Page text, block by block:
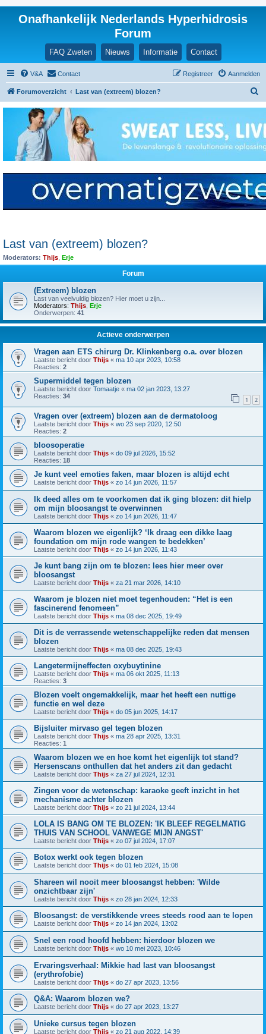
Onafhankelijk Nederlands Hyperhidrosis
Forum
FAQ Zweten Nieuws Informatie Contact
V&A Contact Aanmelden
Registreer
Forumoverzicht Last van (extreem) blozen?
k
Last van (extreem) blozen?
Moderators: Thijs Erje
Forum
(Extreem) blozen
Last van veelvuldig blozen? Hier moet u zijn...
Moderators: Thijs Erje
Onderwerpen: 41
Actieve onderwerpen
Vragen aan ETS chirurg Dr. Klinkenberg o.a. over blozen
Laatste bericht door Thijs « ma 10 apr 2023, 10:58
Reacties: 2
Supermiddel tegen blozen
Laatste bericht door Tomaatje « ma 02 jan 2023, 13:27
Reacties: 34 1 2
Vragen over (extreem) blozen aan de dermatoloog
Laatste bericht door Thijs « wo 23 sep 2020, 12:50
Reacties: 2
bloosoperatie
Laatste bericht door Thijs « do 09 jul 2026, 15:52
Reacties: 18
Je kunt veel emoties faken, maar blozen is altijd echt
Laatste bericht door Thijs « zo 14 jun 2026, 11:57
Ik deed alles om te voorkomen dat ik ging blozen: dit hielp
om mijn bloosangst te overwinnen
Laatste bericht door Thijs « zo 14 jun 2026, 11:47
Waarom blozen we eigenlijk? ‘Ik draag een dikke laag
foundation om mijn rode wangen te bedekken’
Laatste bericht door Thijs « zo 14 jun 2026, 11:43
Je kunt bang zijn om te blozen: lees hier meer over
bloosangst
Laatste bericht door Thijs « za 21 mar 2026, 14:10
Waarom je blozen niet moet tegenhouden: “Het is een
fascinerend fenomeen”
Laatste bericht door Thijs « ma 08 dec 2025, 19:49
Dit is de verrassende wetenschappelijke reden dat mensen
blozen
Laatste bericht door Thijs « ma 08 dec 2025, 19:43
Langetermijneffecten oxybuytinine
Laatste bericht door Thijs « ma 06 okt 2025, 11:13
Reacties: 3
Blozen voelt ongemakkelijk, maar het heeft een nuttige
functie en wel deze
Laatste bericht door Thijs « do 05 jun 2025, 14:17
Bijsluiter mirvaso gel tegen blozen
Laatste bericht door Thijs « ma 28 apr 2025, 13:31
Reacties: 1
Waarom blozen we en hoe komt het eigenlijk tot stand?
Hersenscans onthullen dat het anders zit dan gedacht
Laatste bericht door Thijs « za 27 jul 2024, 12:31
Zingen voor de wetenschap: karaoke geeft inzicht in het
mechanisme achter blozen
Laatste bericht door Thijs « zo 21 jul 2024, 13:44
LOLA IS BANG OM TE BLOZEN: 'IK BLEEF REGELMATIG
THUIS VAN SCHOOL VANWEGE MIJN ANGST'
Laatste bericht door Thijs « zo 07 jul 2024, 17:07
Botox werkt ook tegen blozen
Laatste bericht door Thijs « do 01 feb 2024, 15:08
Shareen wil nooit meer bloosangst hebben: 'Wilde
onzichtbaar zijn'
Laatste bericht door Thijs « zo 28 jan 2024, 12:33
Bloosangst: de verstikkende vrees steeds rood aan te lopen
Laatste bericht door Thijs « zo 14 jan 2024, 13:02
Snel een rood hoofd hebben: hierdoor blozen we
Laatste bericht door Thijs « wo 10 mei 2023, 10:46
Ervaringsverhaal: Mikkie had last van bloosangst
(erythrofobie)
Laatste bericht door Thijs « do 27 apr 2023, 13:56
Q&A: Waarom blozen we?
Laatste bericht door Thijs « do 27 apr 2023, 13:27
Unieke cursus tegen blozen
Laatste bericht door Thijs « zo 21 aug 2022, 14:39